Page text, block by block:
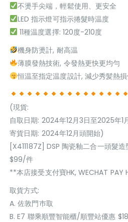
不燙手尖端，輕鬆使用、更安全
LED 指示燈可指示捲髮時温度
11種温度選擇: 120度-210度
機身防燙計, 耐高温
薄膜發熱技術, 令發熱更快更均勻
恒温至指定温度設計, 減少秀髪熱
(現貨:
自取日期: 2024年12月3日至2025年1
寄貨日期: 2024年12月頭開始)
[X411187Z] DSP 陶瓷釉二合一頭髮造
$99/件
**本店接受支付寶HK, WECHAT
取貨方式:
A. 佐敦門巿取
B. E7 聯乘順豐智能櫃/順豐站優惠